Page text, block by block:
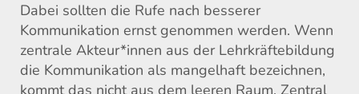
Dabei sollten die Rufe nach besserer
Kommunikation ernst genommen werden. Wenn
zentrale Akteur*innen aus der Lehrkräftebildung
die Kommunikation als mangelhaft bezeichnen,
kommt das nicht aus dem leeren Raum. Zentral